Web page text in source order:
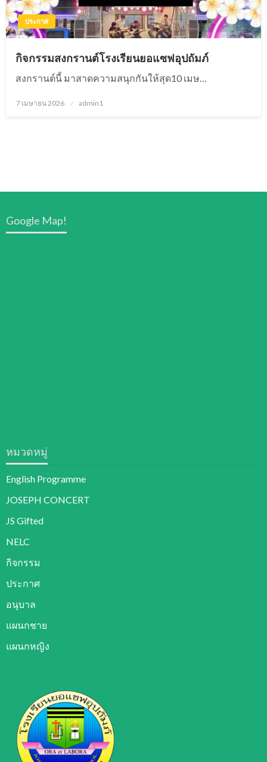
ประกาศ
กิจกรรมสงกรานต์โรงเรียนยอแซฟอุปถัมภ์
สงกรานต์นี้ มาสาดความสนุกกันให้สุด10 เมษ…
Posted
7 เมษายน 2026 admin1
Google Map!
หมวดหมู่
English Programme
JOSEPH CONCERT
JS Gifted
NELC
กิจกรรม
ประกาศ
อนุบาล
แผนกชาย
แผนกหญิง